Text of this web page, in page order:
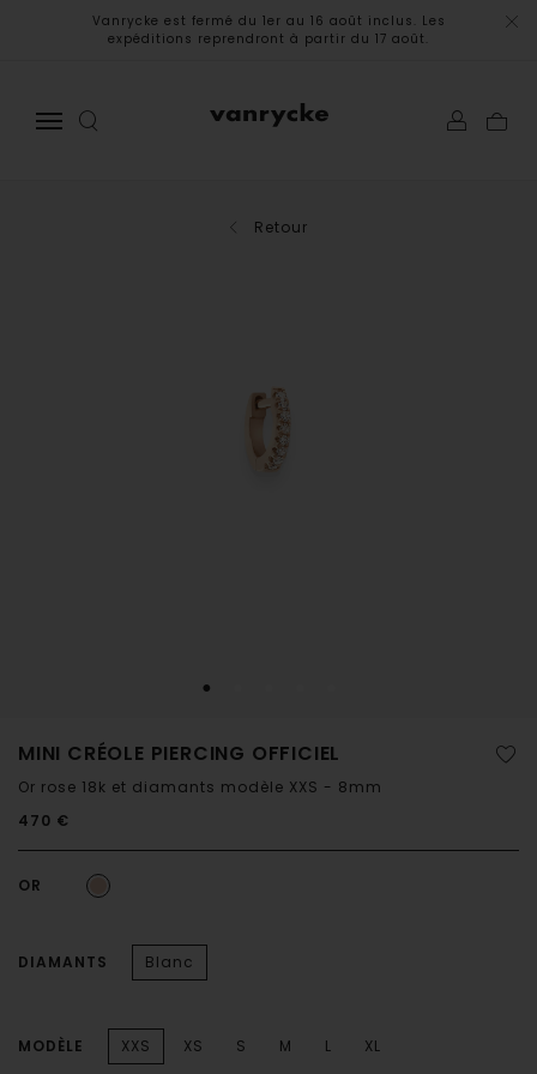
Vanrycke est fermé du 1er au 16 août inclus. Les
expéditions reprendront à partir du 17 août.
Retour
MINI CRÉOLE PIERCING OFFICIEL
Or rose 18k et diamants modèle XXS - 8mm
470 €
OR
DIAMANTS Blanc
MODÈLE XXS XS S M L XL